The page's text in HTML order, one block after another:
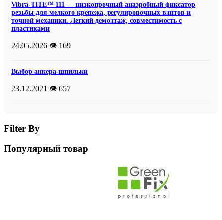
Vibra-TITE™ 111 — низкопрочный анаэробный фиксатор
резьбы для мелкого крепежа, регулировочных винтов и
точной механики. Легкий демонтаж, совместимость с
пластиками
24.05.2026 👁️ 169
Выбор анкера-шпильки
23.12.2021 👁️ 657
Filter By
Популярный товар